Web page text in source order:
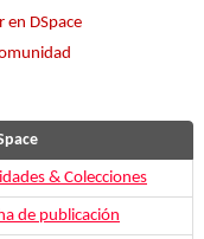
en DSpace
& Colecciones
de publicación